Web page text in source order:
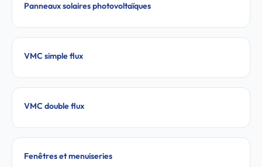
Panneaux solaires photovoltaïques
VMC simple flux
VMC double flux
Fenêtres et menuiseries